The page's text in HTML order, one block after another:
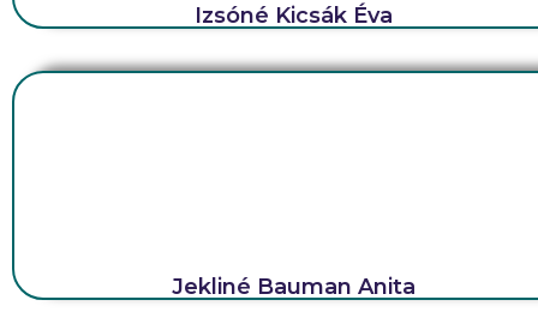
Izsóné Kicsák Éva
Jekliné Bauman Anita